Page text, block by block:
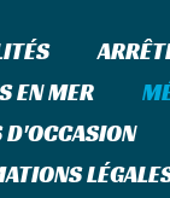
EN MER
D'OCCASION